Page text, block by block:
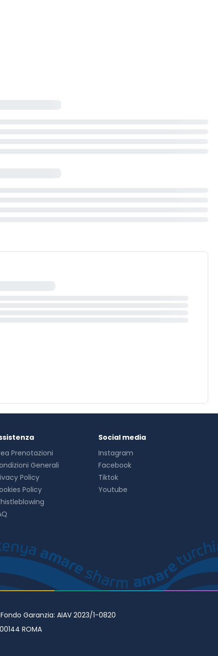
Prenotazioni
Generali
Policy
Policy
Social media
Instagram
Facebook
Tiktok
Youtube
Garanzia: AIAV 2023/1-0820
ROMA